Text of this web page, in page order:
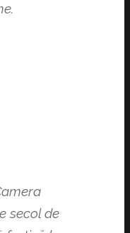
secol de